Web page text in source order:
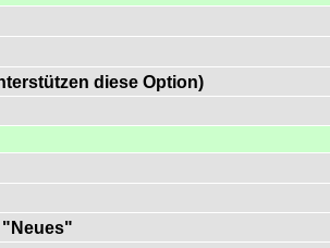
diese Option)
"Neues"